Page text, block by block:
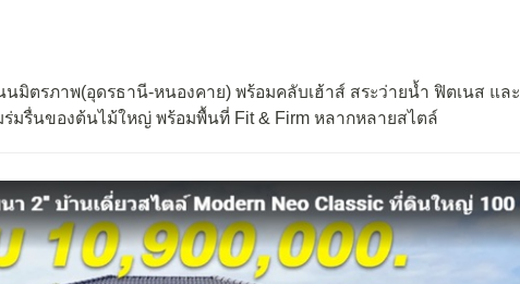
มิตรภาพ(อุดรธานี-หนองคาย) พร้อมคลับเฮ้าส์ สระว่ายน้ำ ฟิตเนส และ
มรื่นของต้นไม้ใหญ่ พร้อมพื้นที่ Fit & Firm หลากหลายสไตล์